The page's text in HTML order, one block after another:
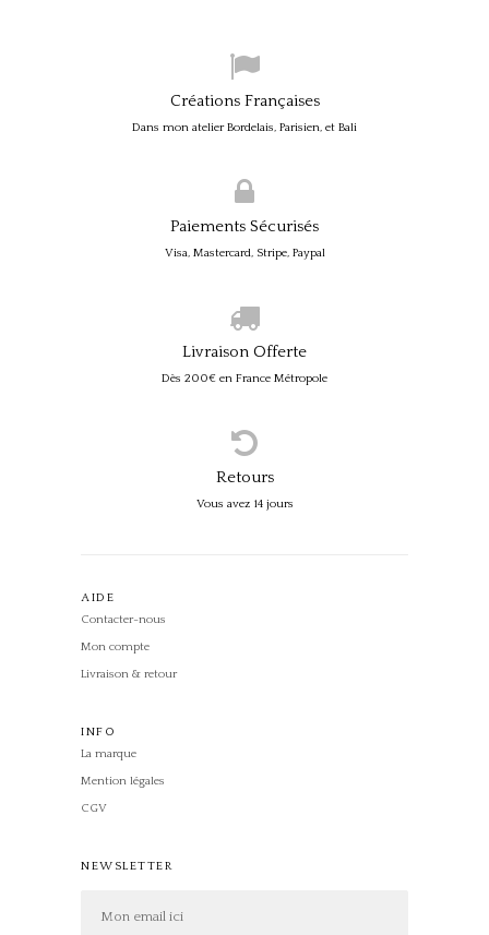
Créations Françaises
Dans mon atelier Bordelais, Parisien, et Bali
Paiements Sécurisés
Visa, Mastercard, Stripe, Paypal
Livraison Offerte
Dès 200€ en France Métropole
Retours
Vous avez 14 jours
AIDE
Contacter-nous
Mon compte
Livraison & retour
INFO
La marque
Mention légales
CGV
NEWSLETTER